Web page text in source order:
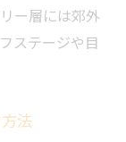
断基準
性と住環境
る影響
ー層には郊外
ステージや目
法